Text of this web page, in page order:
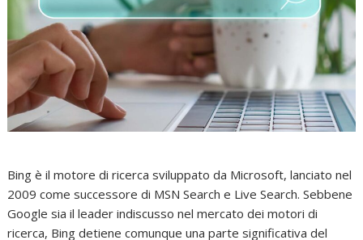
Bing è il motore di ricerca sviluppato da Microsoft, lanciato nel
2009 come successore di MSN Search e Live Search. Sebbene
Google sia il leader indiscusso nel mercato dei motori di
ricerca, Bing detiene comunque una parte significativa del